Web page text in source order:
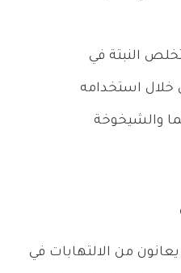
النبتة في
خلال استخدامه
والشيخوخة
من الالتهابات في